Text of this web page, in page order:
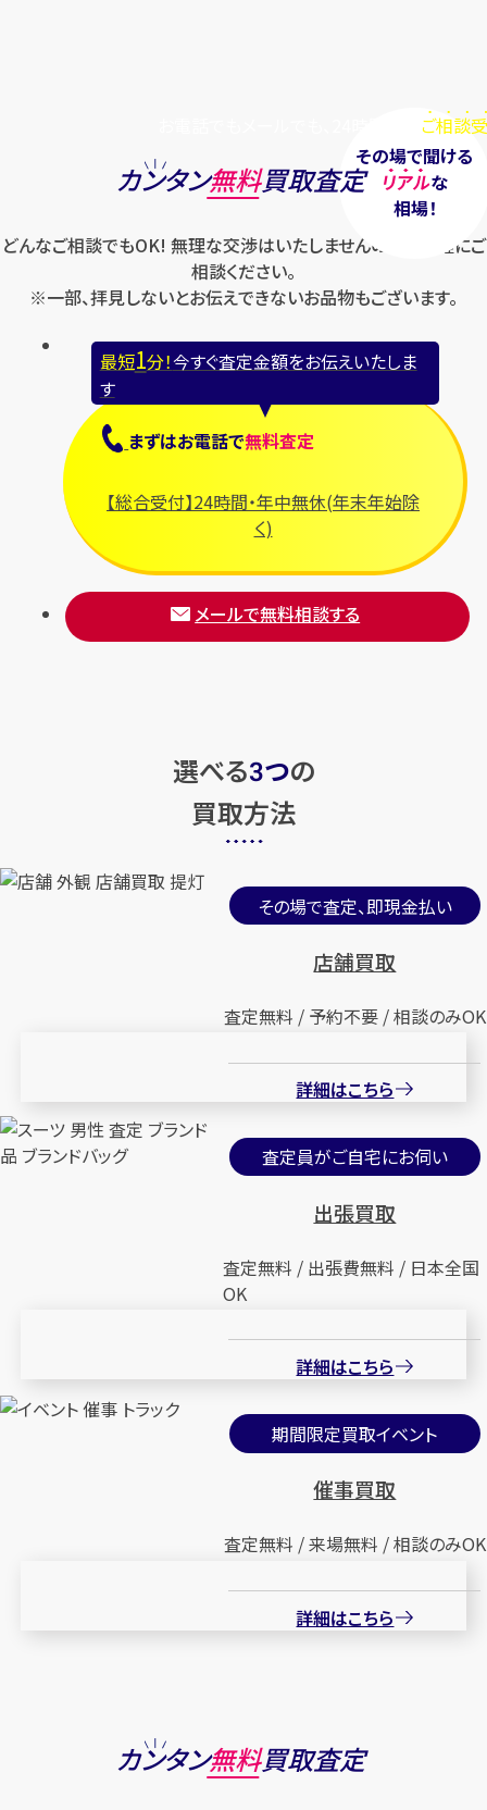
ご相談
その場で聞ける
リアルな
相場！
カンタン無料買取査定
どんなご相談でもOK! 無理な交渉はいたしませんのでお気軽にご
相談ください。
※一部、拝見しないとお伝えできないお品物もございます。
最短1分！今すぐ査定金額をお伝えいたしま
す
まずはお電話で無料査定
【総合受付】24時間・年中無休(年末年始除
く)
メールで無料相談する
選べる3つの
買取方法
その場で査定、即現金払い
店舗買取
査定無料 / 予約不要 / 相談のみOK
詳細はこちら
査定員がご自宅にお伺い
出張買取
査定無料 / 出張費無料 / 日本全国
OK
詳細はこちら
期間限定買取イベント
催事買取
査定無料 / 来場無料 / 相談のみOK
詳細はこちら
カンタン無料買取査定